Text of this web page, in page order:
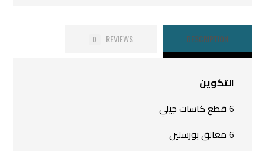
DESCRIPTION
REVIEWS
0
التكوين
6 قطع كاسات جيلي
6 معالق بورسلين